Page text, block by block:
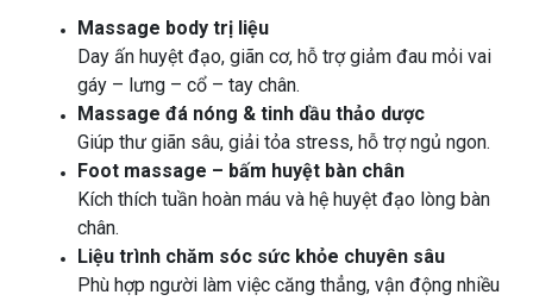
Massage body trị liệu
Day ấn huyệt đạo, giãn cơ, hỗ trợ giảm đau mỏi vai
gáy – lưng – cổ – tay chân.
Massage đá nóng & tinh dầu thảo dược
Giúp thư giãn sâu, giải tỏa stress, hỗ trợ ngủ ngon.
Foot massage – bấm huyệt bàn chân
Kích thích tuần hoàn máu và hệ huyệt đạo lòng bàn
chân.
Liệu trình chăm sóc sức khỏe chuyên sâu
Phù hợp người làm việc căng thẳng, vận động nhiều